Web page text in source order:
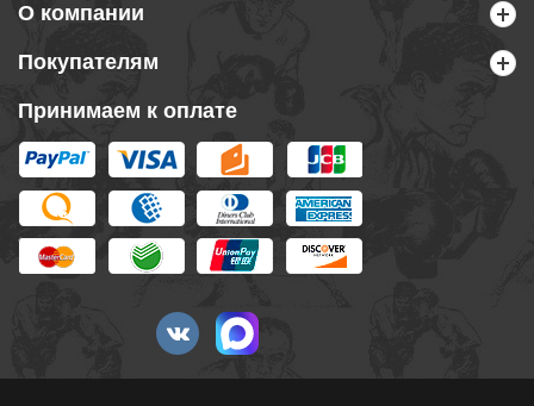
О компании
Покупателям
Принимаем к оплате